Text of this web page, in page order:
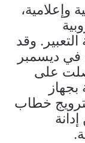
وإعلامية،
وقد
في ديسمبر
حصلت على
خطاب